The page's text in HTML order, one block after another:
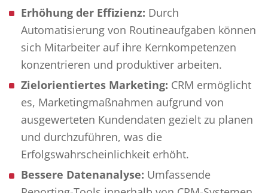
Erhöhung der Effizienz: Durch
Automatisierung von Routineaufgaben können
sich Mitarbeiter auf ihre Kernkompetenzen
konzentrieren und produktiver arbeiten.
Zielorientiertes Marketing: CRM ermöglicht
es, Marketingmaßnahmen aufgrund von
ausgewerteten Kundendaten gezielt zu planen
und durchzuführen, was die
Erfolgswahrscheinlichkeit erhöht.
Bessere Datenanalyse: Umfassende